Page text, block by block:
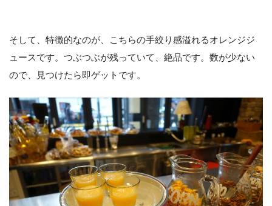
そして、特徴的なのが、こちらの手絞り感溢れるオレンジジ
ュースです。つぶつぶが残っていて、絶品です。数が少ない
ので、見つけたら即ゲットです。